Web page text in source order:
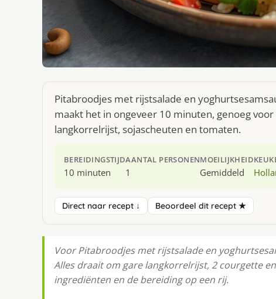
Pitabroodjes met rijstsalade en
maakt het in ongeveer 10 minuten, genoeg
langkorrelrijst, sojascheuten en tomaten.
BEREIDINGSTIJD
10 minuten
AANTAL PERSONEN
1
MOEILIJKHEID
Gemiddeld
Direct naar recept ↓ Beoordeel dit recept ★
Voor Pitabroodjes met rijstsalade en
Alles draait om gare langkorrelrijst, 2 courgette
ingrediënten en de bereiding op een rij.